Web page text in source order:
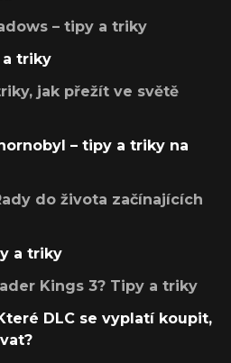
– tipy a triky
a triky
jak přežít ve světě
– tipy a triky na
do života začínajících
a triky
Kings 3? Tipy a triky
DLC se vyplatí koupit,